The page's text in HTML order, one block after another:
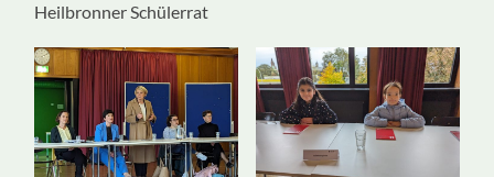
Heilbronner Schülerrat